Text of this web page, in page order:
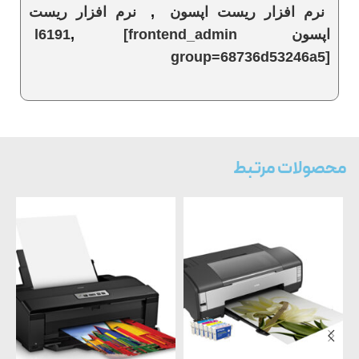
نرم افزار ریست اپسون ,
نرم افزار ریست
اپسون l6191
,
[frontend_admin
group=68736d53246a5]
محصولات مرتبط